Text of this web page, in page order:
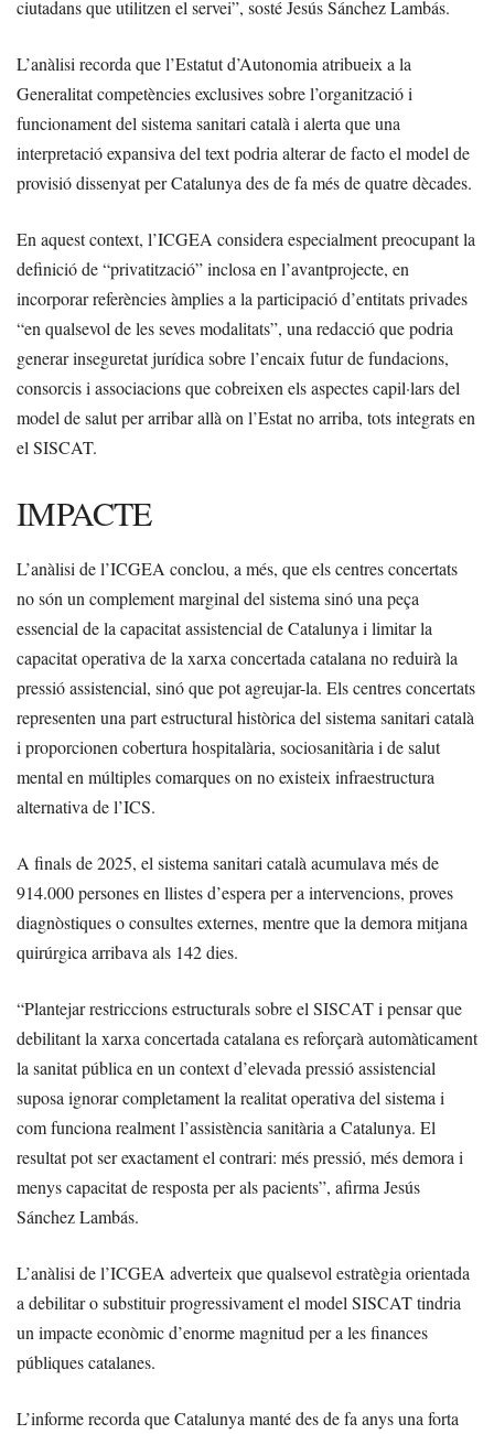
ciutadans que utilitzen el servei”, sosté Jesús Sánchez Lambás.
L’anàlisi recorda que l’Estatut d’Autonomia atribueix a la
Generalitat competències exclusives sobre l’organització i
funcionament del sistema sanitari català i alerta que una
interpretació expansiva del text podria alterar de facto el model de
provisió dissenyat per Catalunya des de fa més de quatre dècades.
En aquest context, l’ICGEA considera especialment preocupant la
definició de “privatització” inclosa en l’avantprojecte, en
incorporar referències àmplies a la participació d’entitats privades
“en qualsevol de les seves modalitats”, una redacció que podria
generar inseguretat jurídica sobre l’encaix futur de fundacions,
consorcis i associacions que cobreixen els aspectes capil·lars del
model de salut per arribar allà on l’Estat no arriba, tots integrats en
el SISCAT.
IMPACTE
L’anàlisi de l’ICGEA conclou, a més, que els centres concertats
no són un complement marginal del sistema sinó una peça
essencial de la capacitat assistencial de Catalunya i limitar la
capacitat operativa de la xarxa concertada catalana no reduirà la
pressió assistencial, sinó que pot agreujar-la. Els centres concertats
representen una part estructural històrica del sistema sanitari català
i proporcionen cobertura hospitalària, sociosanitària i de salut
mental en múltiples comarques on no existeix infraestructura
alternativa de l’ICS.
A finals de 2025, el sistema sanitari català acumulava més de
914.000 persones en llistes d’espera per a intervencions, proves
diagnòstiques o consultes externes, mentre que la demora mitjana
quirúrgica arribava als 142 dies.
“Plantejar restriccions estructurals sobre el SISCAT i pensar que
debilitant la xarxa concertada catalana es reforçarà automàticament
la sanitat pública en un context d’elevada pressió assistencial
suposa ignorar completament la realitat operativa del sistema i
com funciona realment l’assistència sanitària a Catalunya. El
resultat pot ser exactament el contrari: més pressió, més demora i
menys capacitat de resposta per als pacients”, afirma Jesús
Sánchez Lambás.
L’anàlisi de l’ICGEA adverteix que qualsevol estratègia orientada
a debilitar o substituir progressivament el model SISCAT tindria
un impacte econòmic d’enorme magnitud per a les finances
públiques catalanes.
L’informe recorda que Catalunya manté des de fa anys una forta